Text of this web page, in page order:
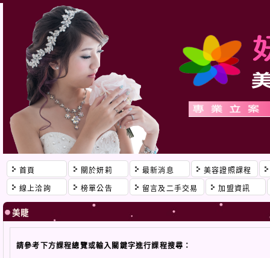
首頁 關於妍莉 最新消息 美容證照課程
線上洽詢 榜單公告 留言及二手交易 加盟資訊
美睫
請參考下方課程總覽或輸入關鍵字進行課程搜尋：